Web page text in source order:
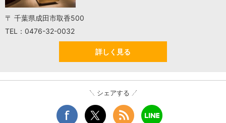
〒 千葉県成田市取香500
TEL：0476-32-0032
詳しく見る
シェアする